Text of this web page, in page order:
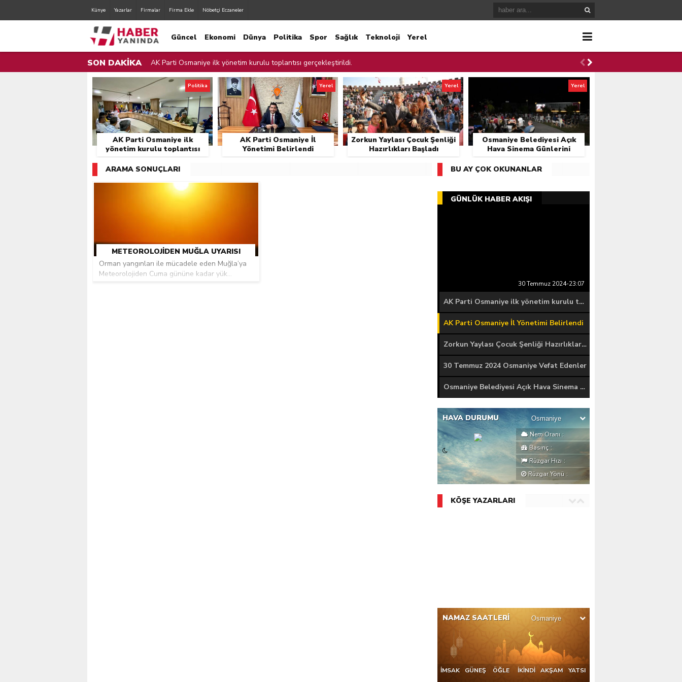
Künye Yazarlar Firmalar Firma Ekle Nöbetçi Eczaneler
Güncel Ekonomi Dünya Politika Spor Sağlık Teknoloji Yerel
SON DAKİKA AK Parti Osmaniye ilk yönetim kurulu toplantısı gerçekleştirildi.
AK Parti Osmaniye İl Yönetimi Belirlendi
Zorkun Yaylası Çocuk Şenliği Hazırlıkları Başladı
Orman Yangınları İle Mücadele İçin Cam Kırıkları Toplandı
Sulama Bendinden Mahsur Kalan Çocuğu Ekipler Kurtardı
Osmaniye Belediyesi Fırınları Denetledi
Osmaniye Valisi Erdinç Yılmaz Şehitliği Ziyaret Etti.
Kılıçdaroğlu’na siyasi cinayetler tepkisi
AK Parti Osmaniye ilk
yönetim kurulu toplantısı
Politika
AK Parti Osmaniye İl
Yönetimi Belirlendi
Yerel
Zorkun Yaylası Çocuk Şenliği
Hazırlıkları Başladı
Yerel
Osmaniye Belediyesi Açık
Hava Sinema Günlerini
Yerel
ARAMA SONUÇLARI
METEOROLOJIDEN MUĞLA UYARISI
Orman yangınları ile mücadele eden Muğla’ya
Meteorolojiden Cuma gününe kadar yük...
BU AY ÇOK OKUNANLAR
GÜNLÜK HABER AKIŞI
30 Temmuz 2024-23:07
AK Parti Osmaniye ilk yönetim kurulu toplantısı gerçekleştirildi.
AK Parti Osmaniye İl Yönetimi Belirlendi
Zorkun Yaylası Çocuk Şenliği Hazırlıkları Başladı
30 Temmuz 2024 Osmaniye Vefat Edenler
Osmaniye Belediyesi Açık Hava Sinema Günlerini Başlattı
HAVA DURUMU
Nem Oranı :
Basınç :
Rüzgar Hızı :
Rüzgar Yönü :
KÖŞE YAZARLARI
NAMAZ SAATLERİ
İMSAK GÜNEŞ ÖĞLE İKİNDİ AKŞAM YATSI